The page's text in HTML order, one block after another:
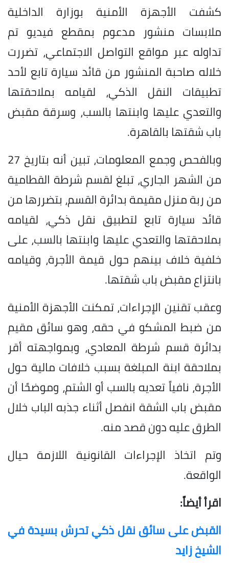
كشفت الأجهزة الأمنية بوزارة الداخلية
ملابسات منشور مدعوم بمقطع فيديو تم
تداوله عبر مواقع التواصل الاجتماعي، تضررت
خلاله صاحبة المنشور من قائد سيارة تابع لأحد
تطبيقات النقل الذكي، لقيامه بملاحقتها
والتعدي عليها وابنتها بالسب، وسرقة مقبض
باب شقتها بالقاهرة.
وبالفحص وجمع المعلومات، تبين أنه بتاريخ 27
من الشهر الجاري، تبلغ لقسم شرطة القطامية
من ربة منزل مقيمة بدائرة القسم، بتضررها من
قائد سيارة تابع لتطبيق نقل ذكي، لقيامه
بملاحقتها والتعدي عليها وابنتها بالسب، على
خلفية خلاف بينهم حول قيمة الأجرة، وقيامه
بانتزاع مقبض باب شقتها.
وعقب تقنين الإجراءات، تمكنت الأجهزة الأمنية
من ضبط المشكو في حقه، وهو سائق مقيم
بدائرة قسم شرطة المعادي، وبمواجهته أقر
بملاحقة ابنة المبلغة بسبب خلافات مالية حول
الأجرة، نافياً تعديه بالسب أو الشتم، وموضحًا أن
مقبض باب الشقة انفصل أثناء جذبه الباب خلال
الطرق عليه دون قصد منه.
وتم اتخاذ الإجراءات القانونية اللازمة حيال
الواقعة.
اقرأ أيضاً:
القبض على سائق نقل ذكي تحرش بسيدة في
الشيخ زايد